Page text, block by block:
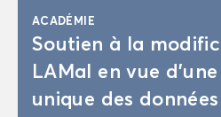
ACA­DÉ­MIE
Sou­tien à la
LAMal en vue
unique des don­nées